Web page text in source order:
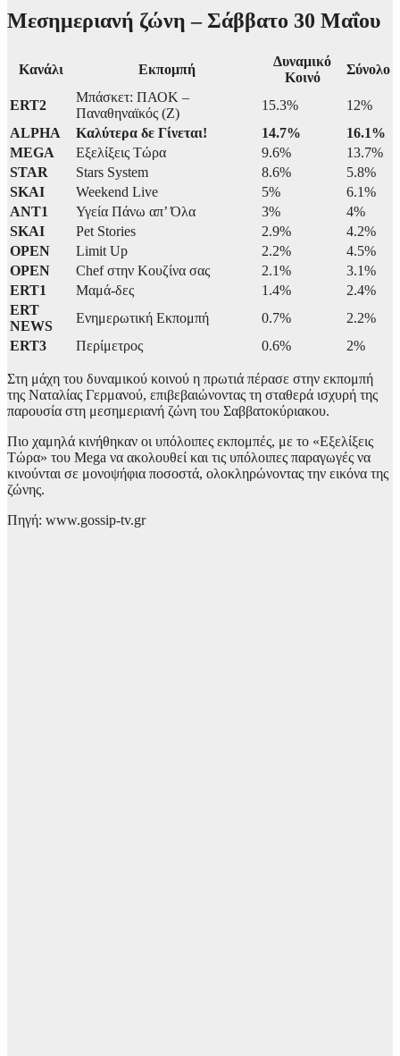
Μεσημεριανή ζώνη – Σάββατο 30 Μαΐου
Κανάλι Εκπομπή
Δυναμικό
Κοινό
Σύνολο
ERT2
Μπάσκετ: ΠΑΟΚ –
Παναθηναϊκός (Ζ)
15.3%
12%
ALPHA
Καλύτερα δε Γίνεται! 14.7%
16.1%
MEGA
Εξελίξεις Τώρα 9.6%
13.7%
STAR
Stars System 8.6%
5.8%
SKAI
Weekend Live 5%
6.1%
ANT1
Υγεία Πάνω απ’ Όλα 3%
4%
SKAI
Pet Stories 2.9%
4.2%
OPEN
Limit Up 2.2%
4.5%
OPEN
Chef στην Κουζίνα σας 2.1%
3.1%
ERT1
Μαμά-δες 1.4%
2.4%
ERT
NEWS
Ενημερωτική Εκπομπή 0.7%
2.2%
ERT3
Περίμετρος 0.6% 2%
Στη μάχη του δυναμικού κοινού η πρωτιά πέρασε στην εκπομπή
της Ναταλίας Γερμανού, επιβεβαιώνοντας τη σταθερά ισχυρή της
παρουσία στη μεσημεριανή ζώνη του Σαββατοκύριακου.
Πιο χαμηλά κινήθηκαν οι υπόλοιπες εκπομπές, με το «Εξελίξεις
Τώρα» του Mega να ακολουθεί και τις υπόλοιπες παραγωγές να
κινούνται σε μονοψήφια ποσοστά, ολοκληρώνοντας την εικόνα της
ζώνης.
Πηγή: www.gossip-tv.gr